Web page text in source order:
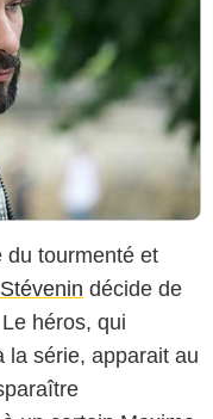
du tourmenté et
décide de
héros, qui
la série, apparait au